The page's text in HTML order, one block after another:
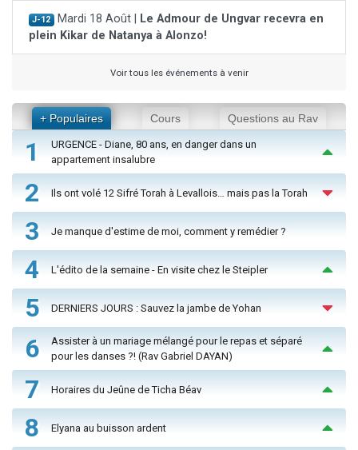
J-12 Mardi 18 Août |
Le Admour de Ungvar recevra en
plein Kikar de Natanya à Alonzo!
Voir tous les événements à venir
+ Populaires Cours Questions au Rav
1
URGENCE - Diane, 80 ans, en danger dans un
appartement insalubre
2 Ils ont volé 12 Sifré Torah à Levallois… mais pas la Torah
3 Je manque d'estime de moi, comment y remédier ?
4 L'édito de la semaine - En visite chez le Steipler
5 DERNIERS JOURS : Sauvez la jambe de Yohan
6
Assister à un mariage mélangé pour le repas et séparé
pour les danses ?! (Rav Gabriel DAYAN)
7 Horaires du Jeûne de Ticha Béav
8 Elyana au buisson ardent